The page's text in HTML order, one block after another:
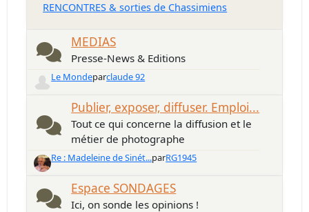
RENCONTRES & sorties de Chassimiens
MEDIAS
Presse-News & Editions
Le Mondeparclaude 92
Publier, exposer, diffuser. Emploi...
Tout ce qui concerne la diffusion et le
métier de photographe
Re : Madeleine de Sinét...parRG1945
Espace SONDAGES
Ici, on sonde les opinions !